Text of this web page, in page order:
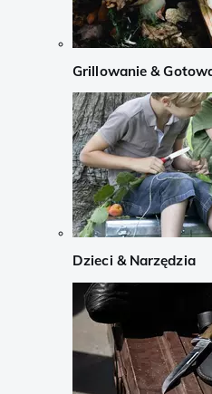
Grillowanie &
Dzieci & Narzędzia